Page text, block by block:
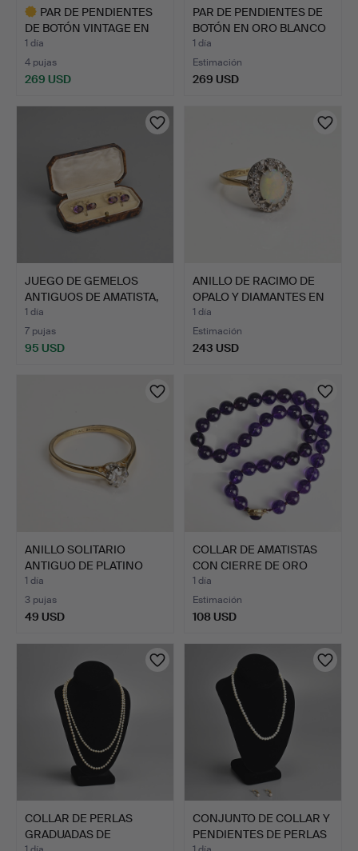
PAR DE PENDIENTES
DE BOTÓN VINTAGE EN
ORO …
1 día
4 pujas
269 USD
PAR DE PENDIENTES DE
BOTÓN EN ORO BLANCO
D…
1 día
Estimación
269 USD
JUEGO DE GEMELOS
ANTIGUOS DE AMATISTA,
PRO…
1 día
7 pujas
95 USD
ANILLO DE RACIMO DE
OPALO Y DIAMANTES EN
O…
1 día
Estimación
243 USD
ANILLO SOLITARIO
ANTIGUO DE PLATINO
CON DI…
1 día
3 pujas
49 USD
COLLAR DE AMATISTAS
CON CIERRE DE ORO
AMAR…
1 día
Estimación
108 USD
COLLAR DE PERLAS
GRADUADAS DE
CONJUNTO DE COLLAR Y
PENDIENTES DE PERLAS